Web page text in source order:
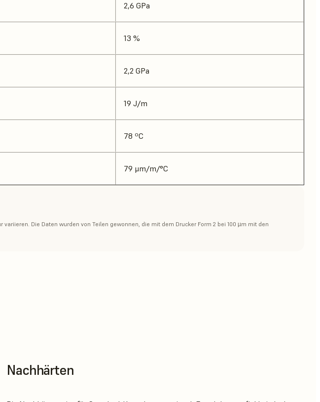
2,6 GPa
13 %
2,2 GPa
19 J/m
78 ºC
79 μm/m/°C
Die Daten wurden von Teilen gewonnen, die mit dem Drucker Form 2 bei 100 µm mit den
Nachhärten